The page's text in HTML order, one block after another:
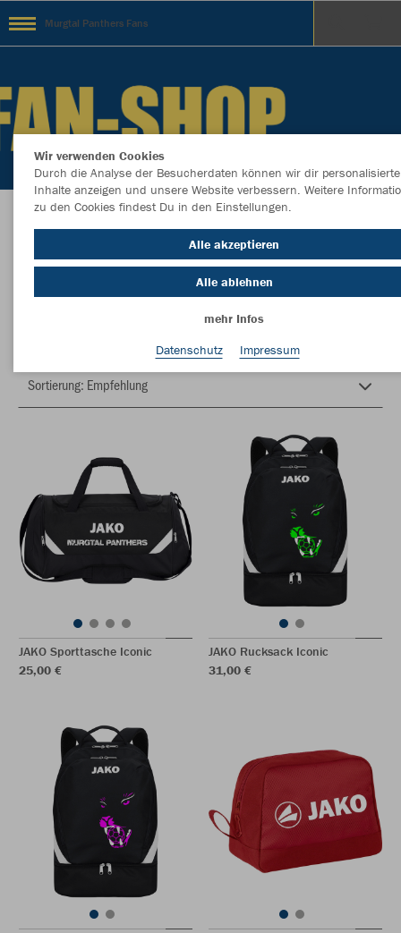
Murgtal Panthers Fans
Willkommen im Fanshop der Murgtal Panthers
JAKO Sporttasche Iconic
25,00 €
JAKO Rucksack Iconic
31,00 €
Wir verwenden Cookies
Durch die Analyse der Besucherdaten können wir dir personalisierte
Inhalte anzeigen und unsere Website verbessern. Weitere
zu den Cookies findest Du in den Einstellungen.
Alle akzeptieren
Alle ablehnen
mehr Infos
Datenschutz
Impressum